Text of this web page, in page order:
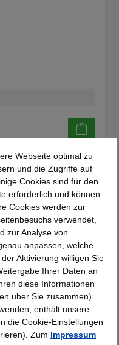
Webseite optimal zu
und die Zugriffe auf
Cookies sind für den
erforderlich und können
Cookies werden zur
verwendet,
zur Analyse von
anpassen, welche
Aktivierung willigen Sie
Ihrer Daten an
diese Informationen
über Sie zusammen).
enthält unsere
die Cookie-Einstellungen
Zum Impressum